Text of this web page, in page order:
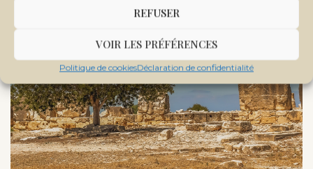
REFUSER
VOIR LES PRÉFÉRENCES
Politique de cookiesDéclaration de confidentialité